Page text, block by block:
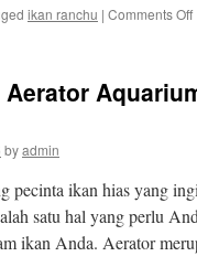
ikan ranchu | Comments Offon
byadmin
pecinta ikan hias yang
satu hal yang perlu
ikan Anda. Aerator